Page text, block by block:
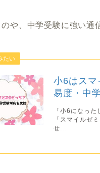
や、中学受験に強い通
小6はスマ
易度・中
「小6になっ
「スマイルゼ
せ...